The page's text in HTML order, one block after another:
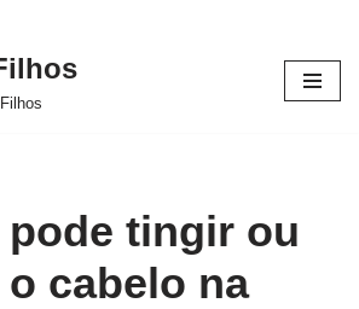
pode tingir ou
cabelo na